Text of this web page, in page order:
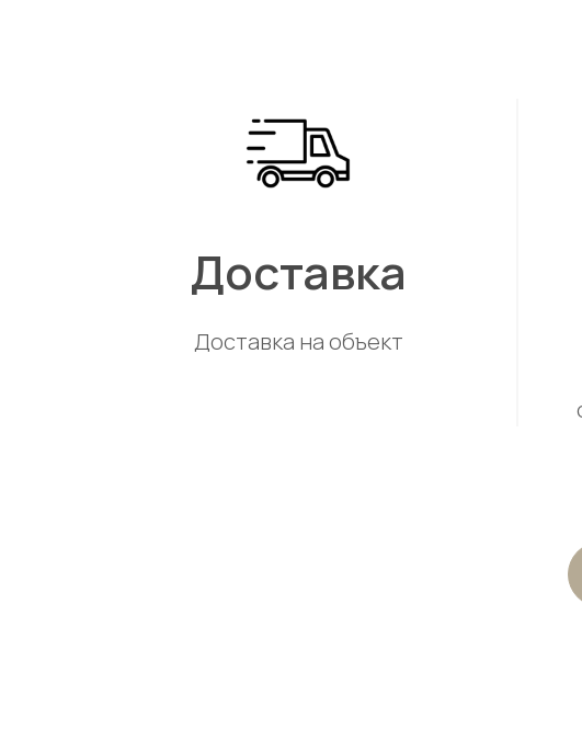
Доставка
Доставка на объект